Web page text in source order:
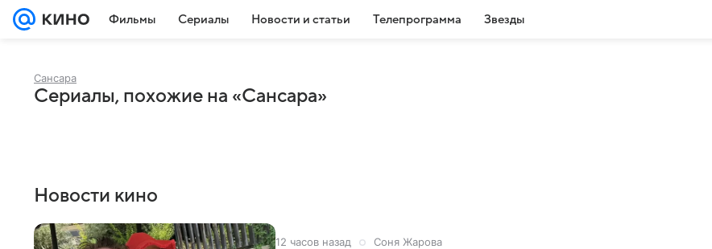
Фильмы Сериалы Новости и статьи Телепрограмма Звезды
Сансара
Сериалы, похожие на «Сансара»
Новости кино
12 часов назад Соня Жарова